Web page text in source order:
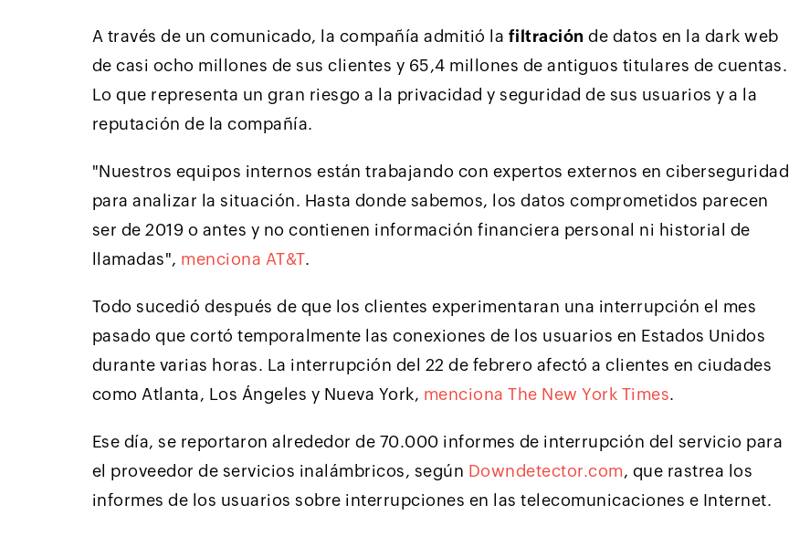
A través de un comunicado, la compañía admitió la filtración de datos en la dark web
de casi ocho millones de sus clientes y 65,4 millones de antiguos titulares de cuentas.
Lo que representa un gran riesgo a la privacidad y seguridad de sus usuarios y a la
reputación de la compañía.
"Nuestros equipos internos están trabajando con expertos externos en ciberseguridad
para analizar la situación. Hasta donde sabemos, los datos comprometidos parecen
ser de 2019 o antes y no contienen información financiera personal ni historial de
llamadas", menciona AT&T.
Todo sucedió después de que los clientes experimentaran una interrupción el mes
pasado que cortó temporalmente las conexiones de los usuarios en Estados Unidos
durante varias horas. La interrupción del 22 de febrero afectó a clientes en ciudades
como Atlanta, Los Ángeles y Nueva York, menciona The New York Times.
Ese día, se reportaron alrededor de 70.000 informes de interrupción del servicio para
el proveedor de servicios inalámbricos, según Downdetector.com, que rastrea los
informes de los usuarios sobre interrupciones en las telecomunicaciones e Internet.